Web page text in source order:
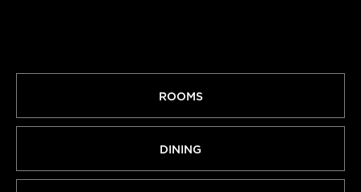
ROOMS
DINING